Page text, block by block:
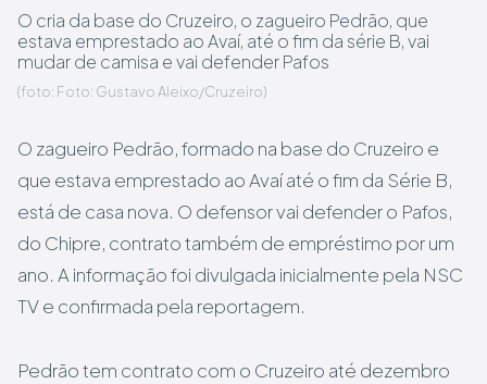
O cria da base do Cruzeiro, o zagueiro Pedrão, que
estava emprestado ao Avaí, até o fim da série B, vai
mudar de camisa e vai defender Pafos
(foto: Foto: Gustavo Aleixo/Cruzeiro)
O zagueiro Pedrão, formado na base do Cruzeiro e
que estava emprestado ao Avaí até o fim da Série B,
está de casa nova. O defensor vai defender o Pafos,
do Chipre, contrato também de empréstimo por um
ano. A informação foi divulgada inicialmente pela NSC
TV e confirmada pela reportagem.
Pedrão tem contrato com o Cruzeiro até dezembro